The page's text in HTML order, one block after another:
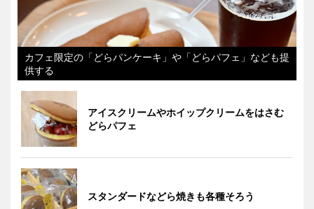
カフェ限定の「どらパンケーキ」や「どらパフェ」なども提
供する
アイスクリームやホイップクリームをはさむ
どらパフェ
スタンダードなどら焼きも各種そろう